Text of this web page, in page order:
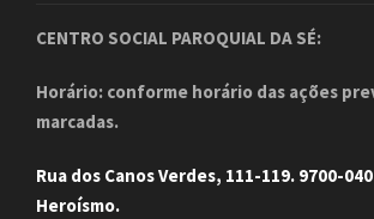
CENTRO SOCIAL PAROQUIAL DA SÉ:
Horário: conforme horário das ações
marcadas.
Rua dos Canos Verdes, 111-119. 9700-
Heroísmo.